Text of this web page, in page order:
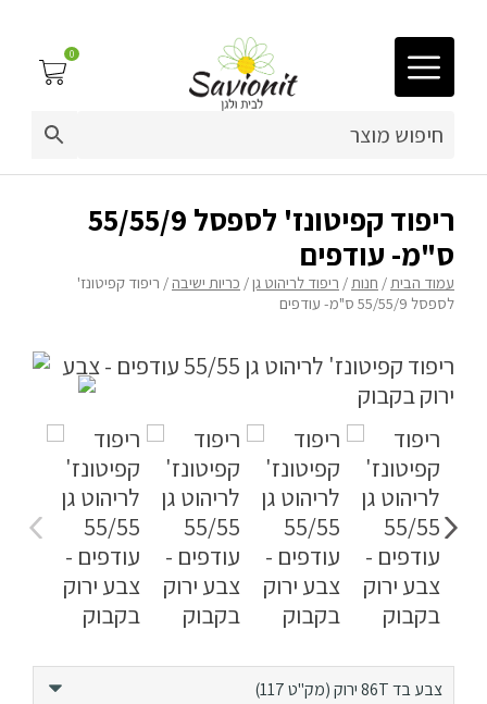
03-9212883
ריפוד לריהוט גן
פינות זולה
פופים
ריהוט גן
כריות נוי
ריהוט למרפסת
ריהוט לבית
אקססוריז
עודפים
0
ריפוד קפיטונז' לספסל 55/55/9
ס"מ- עודפים
עמוד הבית/ חנות/ ריפוד לריהוט גן/ כריות ישיבה / ריפוד קפיטונז'
לספסל 55/55/9 ס"מ- עודפים
צבע בד 86T ירוק (מק"ט 117)ירוק תפוח (מק"ט 109)